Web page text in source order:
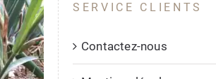
SERVICE CLIENTS
Contactez-nous